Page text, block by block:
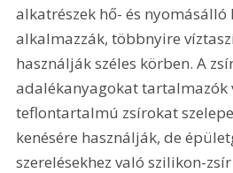
alkatrészek hő- és
alkalmazzák, többnyire
használják széles körben. A
adalékanyagokat tartalmazók
teflontartalmú zsírokat
kenésére használják, de
szerelésekhez való szilikon-